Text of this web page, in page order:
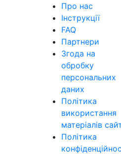
Про нас
Інструкції
FAQ
Партнери
Згода на
обробку
персональних
даних
Політика
використання
матеріалів
Політика